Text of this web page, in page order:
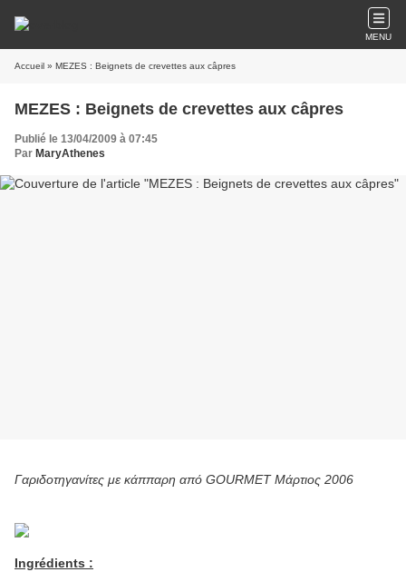
MENU
Accueil » MEZES : Beignets de crevettes aux câpres
MEZES : Beignets de crevettes aux câpres
Publié le 13/04/2009 à 07:45
Par MaryAthenes
Γαριδοτηγανίτες με κάππαρη από GOURMET Μάρτιος 2006
Ingrédients :